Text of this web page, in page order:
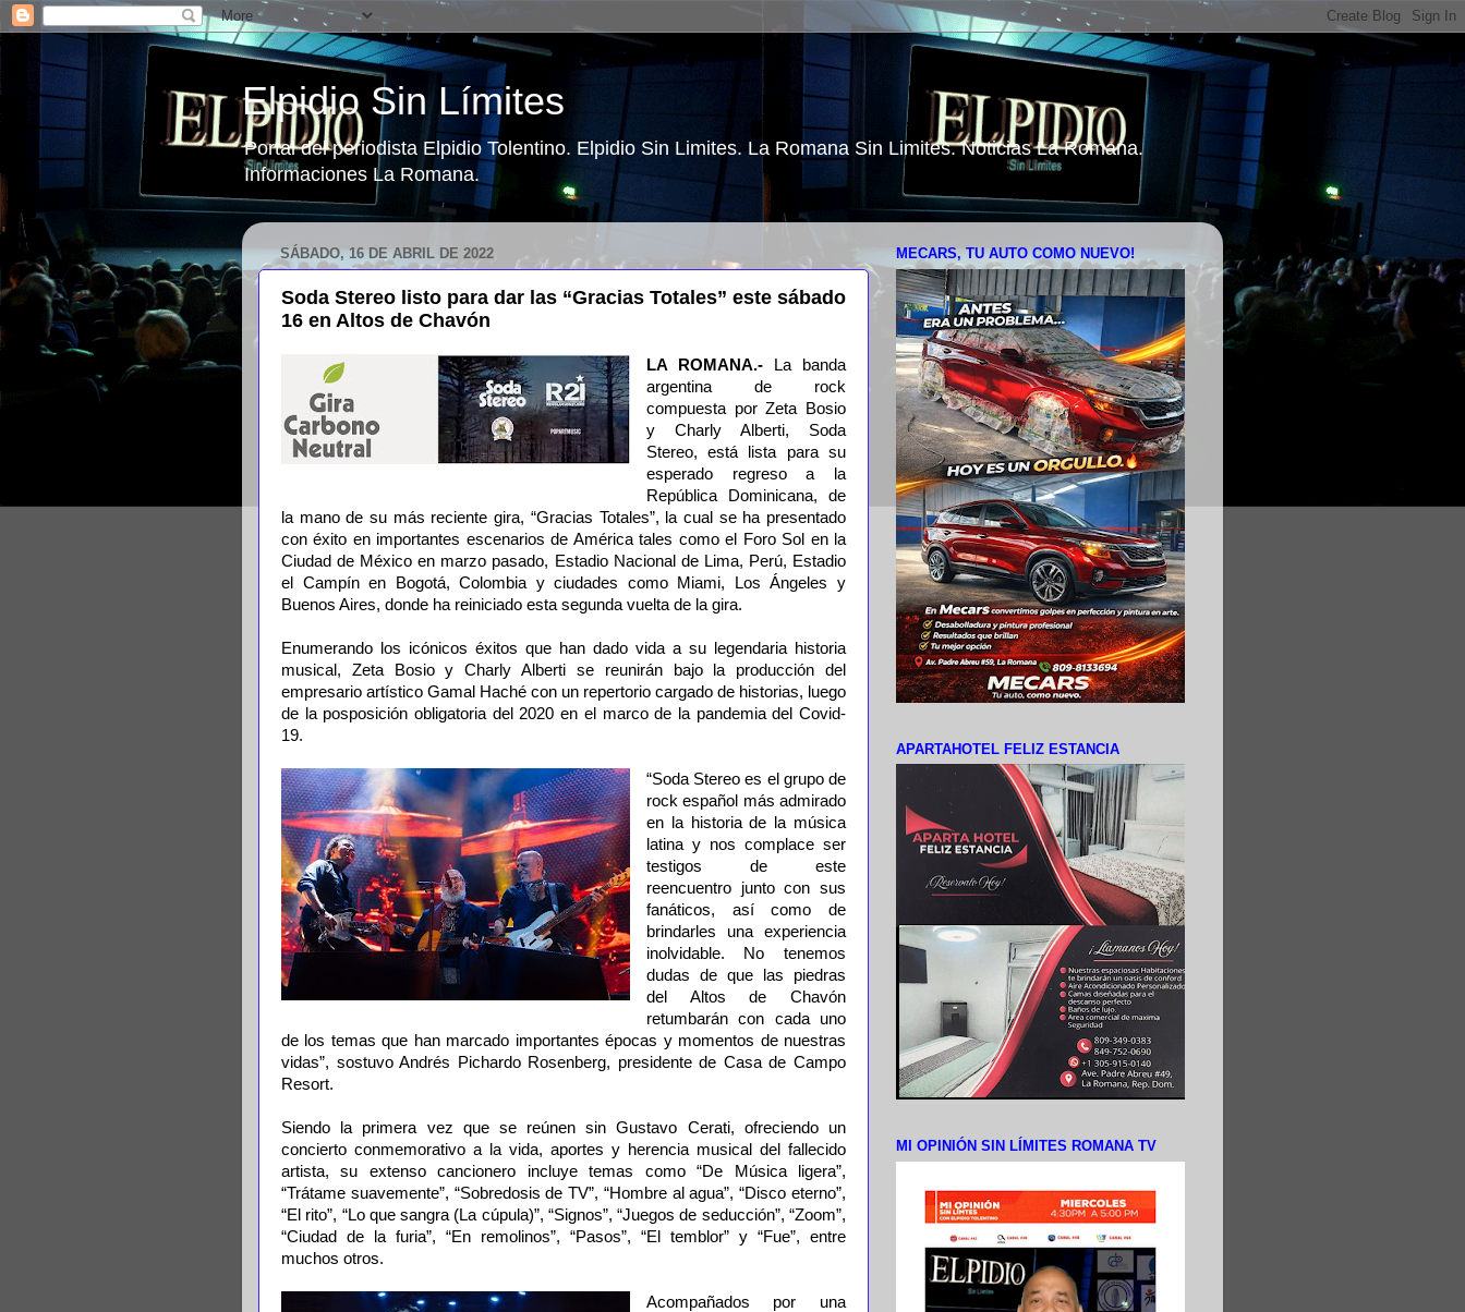
Elpidio Sin Límites
Portal del periodista Elpidio Tolentino. Elpidio Sin Limites. La Romana Sin Limites. Noticias La Romana.
Informaciones La Romana.
SÁBADO, 16 DE ABRIL DE 2022
Soda Stereo listo para dar las “Gracias Totales” este sábado
16 en Altos de Chavón
LA ROMANA.-La banda
argentina de rock
compuesta por Zeta Bosio
y Charly Alberti, Soda
Stereo, está lista para su
esperado regreso a la
República Dominicana, de
la mano de su más reciente gira, “Gracias Totales”, la cual se ha presentado
con éxito en importantes escenarios de América tales como el Foro Sol en la
Ciudad de México en marzo pasado, Estadio Nacional de Lima, Perú, Estadio
el Campín en Bogotá, Colombia y ciudades como Miami, Los Ángeles y
Buenos Aires, donde ha reiniciado esta segunda vuelta de la gira.
Enumerando los icónicos éxitos que han dado vida a su legendaria historia
musical, Zeta Bosio y Charly Alberti se reunirán bajo la producción del
empresario artístico Gamal Haché con un repertorio cargado de historias, luego
de la posposición obligatoria del 2020 en el marco de la pandemia del Covid-
19.
“Soda Stereo es el grupo de
rock español más admirado
en la historia de la música
latina y nos complace ser
testigos de este
reencuentro junto con sus
fanáticos, así como de
brindarles una experiencia
inolvidable. No tenemos
dudas de que las piedras
del Altos de Chavón
retumbarán con cada uno
de los temas que han marcado importantes épocas y momentos de nuestras
vidas”, sostuvo Andrés Pichardo Rosenberg, presidente de Casa de Campo
Resort.
Siendo la primera vez que se reúnen sin Gustavo Cerati, ofreciendo un
concierto conmemorativo a la vida, aportes y herencia musical del fallecido
artista, su extenso cancionero incluye temas como “De Música ligera”,
“Trátame suavemente”, “Sobredosis de TV”, “Hombre al agua”, “Disco eterno”,
“El rito”, “Lo que sangra (La cúpula)”, “Signos”, “Juegos de seducción”, “Zoom”,
“Ciudad de la furia”, “En remolinos”, “Pasos”, “El temblor” y “Fue”, entre
muchos otros.
Acompañados por una
MECARS, TU AUTO COMO NUEVO!
APARTAHOTEL FELIZ ESTANCIA
MI OPINIÓN SIN LÍMITES ROMANA TV